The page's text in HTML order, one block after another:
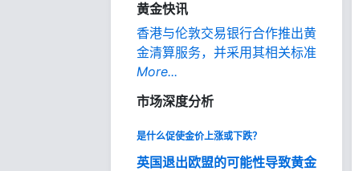
黄金快讯
香港与伦敦交易银行合作推出黄
金清算服务，并采用其相关标准
More...
市场深度分析
是什么促使金价上涨或下跌？
英国退出欧盟的可能性导致黄金